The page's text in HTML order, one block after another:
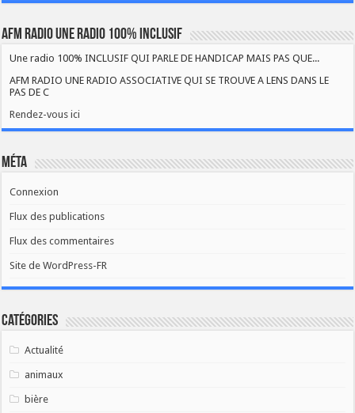
AFM RADIO UNE RADIO 100% INCLUSIF
Une radio 100% INCLUSIF QUI PARLE DE HANDICAP MAIS PAS QUE...
AFM RADIO UNE RADIO ASSOCIATIVE QUI SE TROUVE A LENS DANS LE
PAS DE C
Rendez-vous ici
Méta
Connexion
Flux des publications
Flux des commentaires
Site de WordPress-FR
Catégories
Actualité
animaux
bière